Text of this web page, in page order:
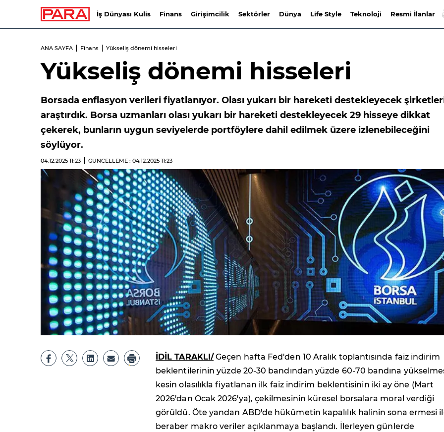
İş Dünyası Kulis Finans Girişimcilik Sektörler Dünya Life Style Teknoloji Resmi İlanlar
ANA SAYFA Finans Yükseliş dönemi hisseleri
Yükseliş dönemi hisseleri
Borsada enflasyon verileri fiyatlanıyor. Olası yukarı bir hareketi destekleyecek
araştırdık. Borsa uzmanları olası yukarı bir hareketi destekleyecek 29 hisseye dikkat
çekerek, bunların uygun seviyelerde portföylere dahil edilmek üzere izlenebileceğini
söylüyor.
04.12.2025 11:23 GÜNCELLEME : 04.12.2025 11:23
İDİL TARAKLI/Geçen hafta Fed'den 10 Aralık toplantısında faiz indirim
beklentilerinin yüzde 20-30 bandından yüzde 60-70 bandına
kesin olasılıkla fiyatlanan ilk faiz indirim beklentisinin iki ay öne (Mart
2026'dan Ocak 2026'ya), çekilmesinin küresel borsalara moral verdiği
görüldü. Öte yandan ABD'de hükümetin kapalılık halinin sona ermesi
beraber makro veriler açıklanmaya başlandı. İlerleyen günlerde